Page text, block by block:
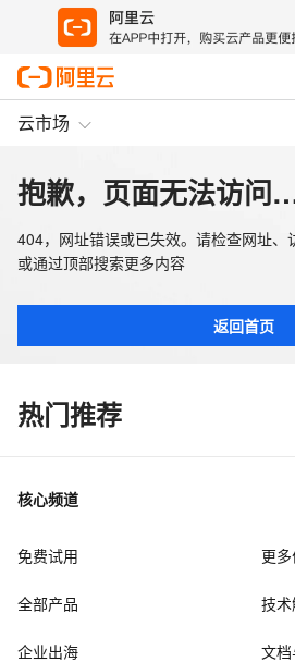
云市场
抱歉，页面无法访问
404，网址错误或已失效。请检查网址、
或通过顶部搜索更多内容
返回首页
热门推荐
核心频道
免费试用 更
全部产品 技
企业出海 文